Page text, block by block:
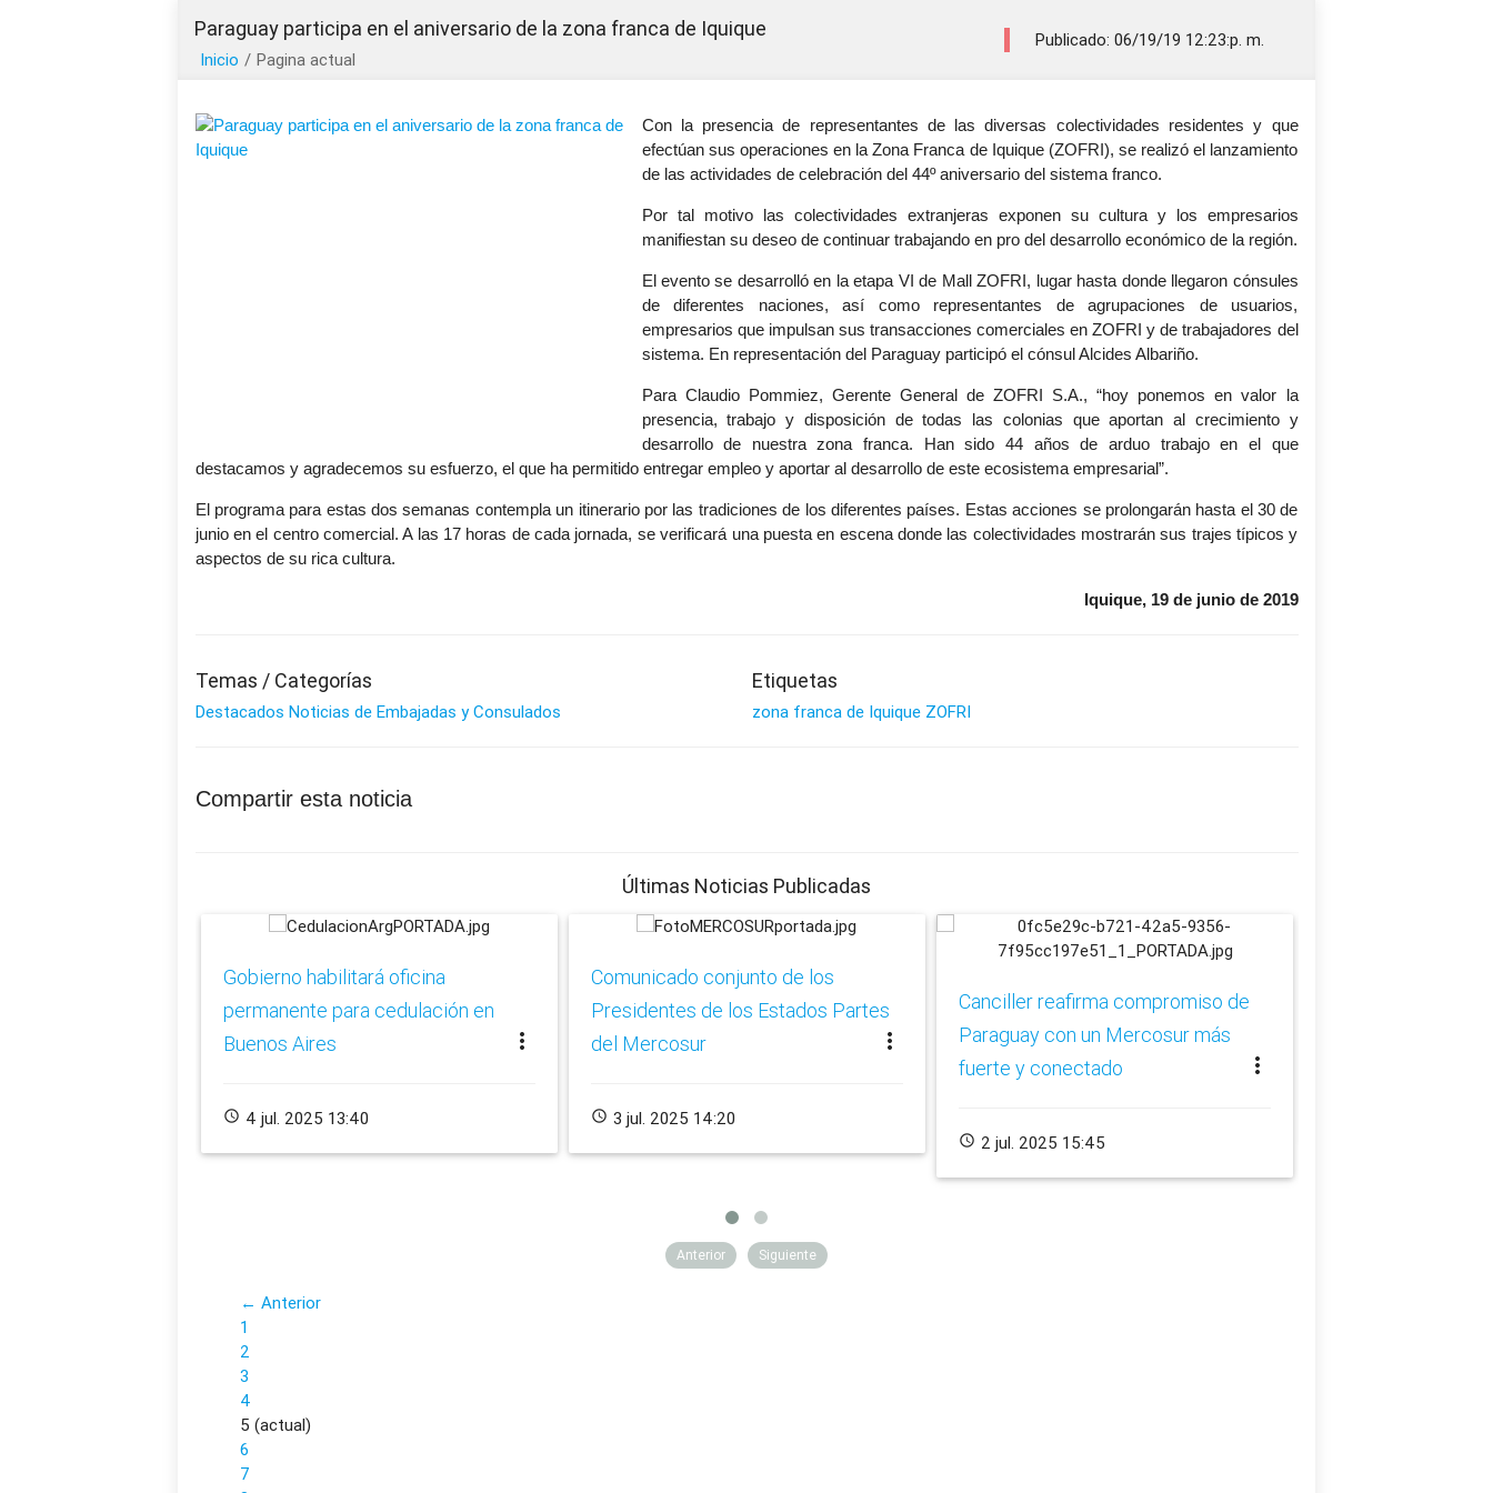
Paraguay participa en el aniversario de la zona franca de Iquique
Inicio / Pagina actual
Publicado: 06/19/19 12:23:p. m.
Con la presencia de representantes de las diversas colectividades residentes y que
efectúan sus operaciones en la Zona Franca de Iquique (ZOFRI), se realizó el lanzamiento
de las actividades de celebración del 44º aniversario del sistema franco.
Por tal motivo las colectividades extranjeras exponen su cultura y los empresarios
manifiestan su deseo de continuar trabajando en pro del desarrollo económico de la región.
El evento se desarrolló en la etapa VI de Mall ZOFRI, lugar hasta donde llegaron cónsules
de diferentes naciones, así como representantes de agrupaciones de usuarios,
empresarios que impulsan sus transacciones comerciales en ZOFRI y de trabajadores del
sistema. En representación del Paraguay participó el cónsul Alcides Albariño.
Para Claudio Pommiez, Gerente General de ZOFRI S.A., “hoy ponemos en valor la
presencia, trabajo y disposición de todas las colonias que aportan al crecimiento y
desarrollo de nuestra zona franca. Han sido 44 años de arduo trabajo en el que
destacamos y agradecemos su esfuerzo, el que ha permitido entregar empleo y aportar al desarrollo de este ecosistema empresarial”.
El programa para estas dos semanas contempla un itinerario por las tradiciones de los diferentes países. Estas acciones se prolongarán hasta el 30 de
junio en el centro comercial. A las 17 horas de cada jornada, se verificará una puesta en escena donde las colectividades mostrarán sus trajes típicos y
aspectos de su rica cultura.
Iquique, 19 de junio de 2019
Temas / Categorías
Destacados Noticias de Embajadas y Consulados
Etiquetas
zona franca de Iquique ZOFRI
Compartir esta noticia
Últimas Noticias Publicadas
Gobierno habilitará oficina
permanente para cedulación en
Buenos Aires
more_vert
schedule 4 jul. 2025 13:40
Comunicado conjunto de los
Presidentes de los Estados Partes
del Mercosur
more_vert
schedule 3 jul. 2025 14:20
Canciller reafirma compromiso de
Paraguay con un Mercosur más
fuerte y conectado
more_vert
schedule 2 jul. 2025 15:45
Anterior Siguiente
← Anterior
1
2
3
4
5 (actual)
6
7